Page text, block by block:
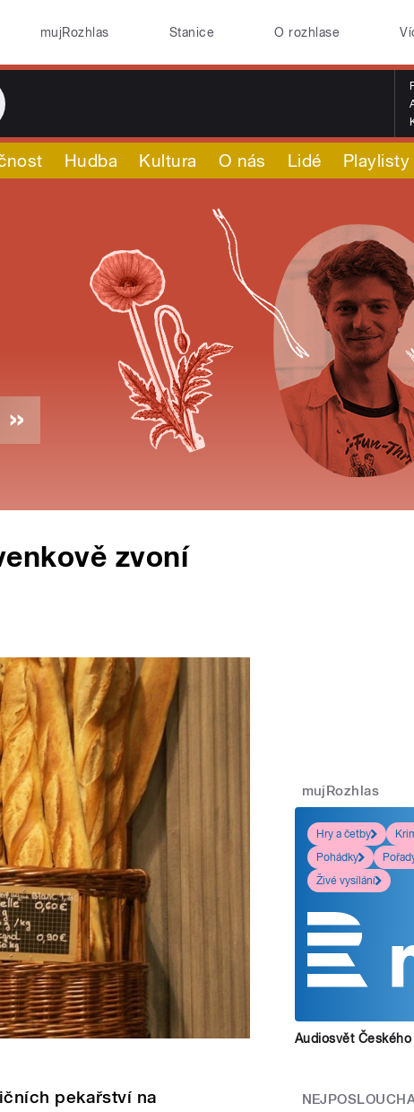
mujRozhlas Stanice O rozhlase
Hudba Kultura O nás Lidé Playlisty
zvoní
pekařství na
mujRozhlas
Hry a četby
Pohádky
Živé vysílání
Audiosvět